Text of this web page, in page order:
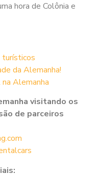
hora de Colônia e
turísticos
da Alemanha!
Alemanha
visitando os
de parceiros